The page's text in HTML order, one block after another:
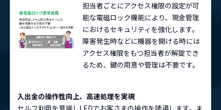
担当者ごとにアクセス権限の設定が可
能な電磁ロック機能により、現金管理
におけるセキュリティを強化します。
障害発生時などに機器を開ける時には
アクセス権限をもつ担当者が解錠でき
るため、鍵の用意や管理は不要です。
入出金の操作性向上、高速処理を実現